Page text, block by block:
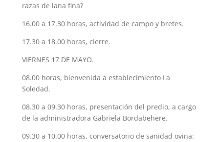
razas de lana fina?
16.00 a 17.30 horas, actividad de campo y bretes.
17.30 a 18.00 horas, cierre.
VIERNES 17 DE MAYO.
08.00 horas, bienvenida a establecimiento La
Soledad.
08.30 a 09.30 horas, presentación del predio, a cargo
de la administradora Gabriela Bordabehere.
09.30 a 10.00 horas, conversatorio de sanidad ovina: